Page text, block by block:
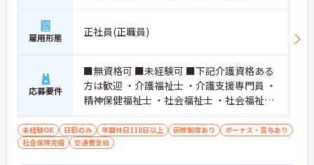
雇用形態 正社員(正職員)
応募要件
■無資格可 ■未経験可 ■下記介護資格ある
方は歓迎 ・介護福祉士 ・介護支援専門員 ・
精神保健福祉士 ・社会福祉士 ・社会福祉主
事任用資格
未経験OK 日勤のみ 年間休日110日以上 研修制度あり
ボーナス・賞与あり
社会保険完備
交通費支給